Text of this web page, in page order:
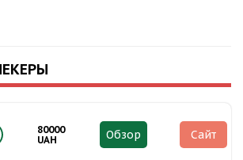
80000
UAH
Обзор Сайт